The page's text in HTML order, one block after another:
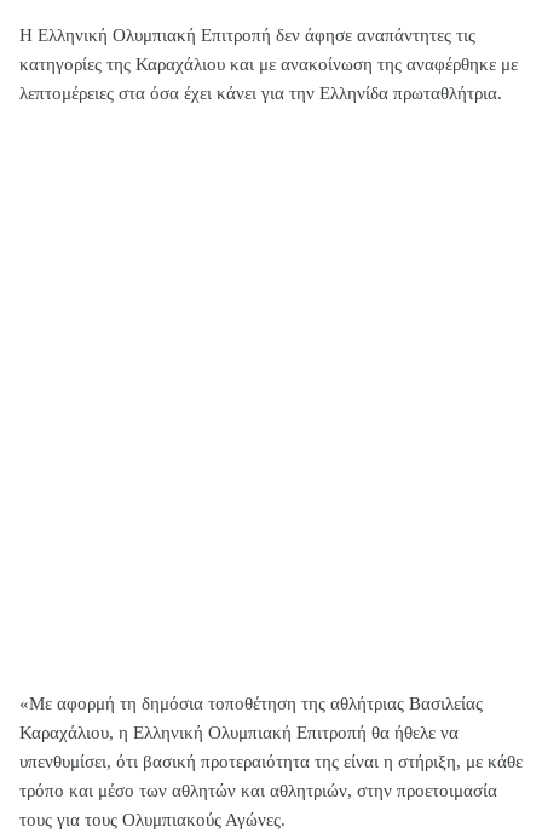
Η Ελληνική Ολυμπιακή Επιτροπή δεν άφησε αναπάντητες τις
κατηγορίες της Καραχάλιου και με ανακοίνωση της αναφέρθηκε με
λεπτομέρειες στα όσα έχει κάνει για την Ελληνίδα πρωταθλήτρια.
«Με αφορμή τη δημόσια τοποθέτηση της αθλήτριας Βασιλείας
Καραχάλιου, η Ελληνική Ολυμπιακή Επιτροπή θα ήθελε να
υπενθυμίσει, ότι βασική προτεραιότητα της είναι η στήριξη, με κάθε
τρόπο και μέσο των αθλητών και αθλητριών, στην προετοιμασία
τους για τους Ολυμπιακούς Αγώνες.